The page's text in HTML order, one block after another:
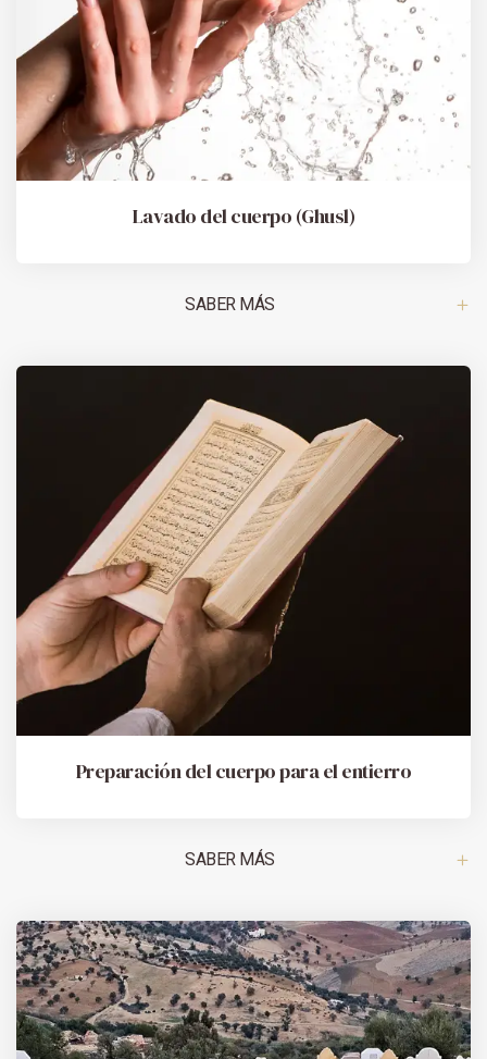
Lavado del cuerpo (Ghusl)
SABER MÁS
Preparación del cuerpo para el entierro
SABER MÁS